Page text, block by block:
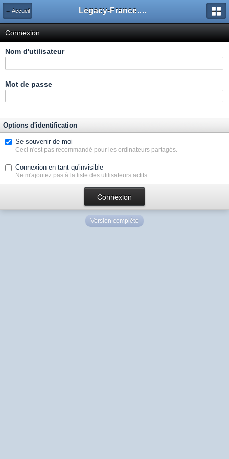
← Accueil Legacy-France.org - Forum
Connexion
Nom d'utilisateur
Mot de passe
Options d'identification
Se souvenir de moi
Ceci n'est pas recommandé pour les ordinateurs partagés.
Connexion en tant qu'invisible
Ne m'ajoutez pas à la liste des utilisateurs actifs.
Version complète